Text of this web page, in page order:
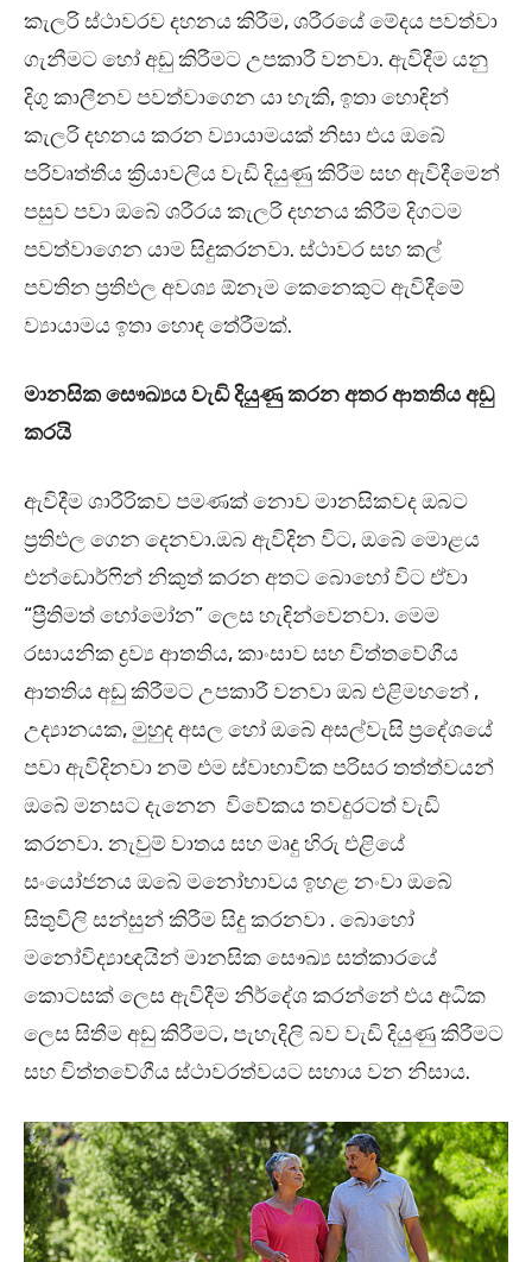
කැලරි ස්ථාවරව දහනය කිරීම, ශරීරයේ මේදය පවත්වා
ගැනීමට හෝ අඩු කිරීමට උපකාරී වනවා. ඇවිදීම යනු
දිගු කාලීනව පවත්වාගෙන යා හැකි, ඉතා හොඳින්
කැලරි දහනය කරන ව්‍යායාමයක් නිසා එය ඔබේ
පරිවෘත්තීය ක්‍රියාවලිය වැඩි දියුණු කිරීම සහ ඇවිදීමෙන්
පසුව පවා ඔබේ ශරීරය කැලරි දහනය කිරීම දිගටම
පවත්වාගෙන යාම සිදුකරනවා. ස්ථාවර සහ කල්
පවතින ප්‍රතිඵල අවශ්‍ය ඕනෑම කෙනෙකුට ඇවිදීමේ
ව්‍යායාමය ඉතා හොඳ තේරීමක්.
මානසික සෞඛ්‍යය වැඩි දියුණු කරන අතර ආතතිය අඩු
කරයි
ඇවිදීම ශාරීරිකව පමණක් නොව මානසිකවද ඔබට
ප්‍රතිඵල ගෙන දෙනවා.ඔබ ඇවිදින විට, ඔබේ මොළය
එන්ඩොර්ෆින් නිකුත් කරන අතට බොහෝ විට ඒවා
“ප්‍රීතිමත් හෝමෝන” ලෙස හැඳින්වෙනවා. මෙම
රසායනික ද්‍රව්‍ය ආතතිය, කාංසාව සහ චිත්තවේගීය
ආතතිය අඩු කිරීමට උපකාරී වනවා ඔබ එළිමහනේ ,
උද්‍යානයක, මුහුද අසල හෝ ඔබේ අසල්වැසි ප්‍රදේශයේ
පවා ඇවිදිනවා නම් එම ස්වාභාවික පරිසර තත්ත්වයන්
ඔබේ මනසට දැනෙන විවේකය තවදුරටත් වැඩි
කරනවා. නැවුම් වාතය සහ මෘදු හිරු එළියේ
සංයෝජනය ඔබේ මනෝභාවය ඉහළ නංවා ඔබේ
සිතුවිලි සන්සුන් කිරීම සිදු කරනවා . බොහෝ
මනෝවිද්‍යාඥයින් මානසික සෞඛ්‍ය සත්කාරයේ
කොටසක් ලෙස ඇවිදීම නිර්දේශ කරන්නේ එය අධික
ලෙස සිතීම අඩු කිරීමට, පැහැදිලි බව වැඩි දියුණු කිරීමට
සහ චිත්තවේගීය ස්ථාවරත්වයට සහාය වන නිසාය.